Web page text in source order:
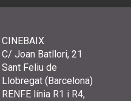
CINEBAIX
C/ Joan Batllori, 21
Sant Feliu de
Llobregat (Barcelona)
RENFE línia R1 i R4,